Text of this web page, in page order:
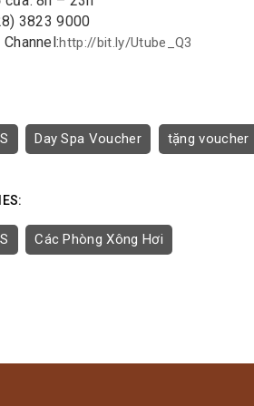
3823 9000
http://bit.ly/Utube_Q3
Day Spa Voucher tặng voucher
Các Phòng Xông Hơi